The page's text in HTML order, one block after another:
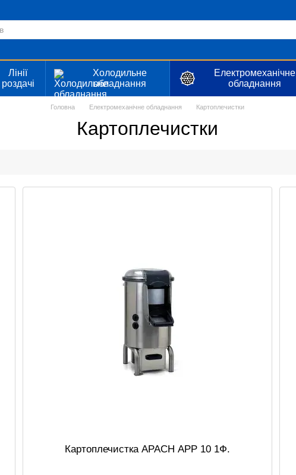
Лінії
роздачі
Холодильне
обладнання
Електромеханічне
обладнання
Головна Електромеханічне обладнання Картоплечистки
Картоплечистки
Картоплечистка APACH APP 10 1Ф.